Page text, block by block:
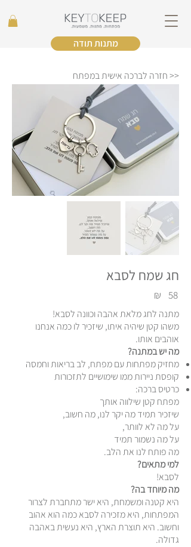
מתנות תודה
<< חזרה לברכה אישית במפתח
חג שמח לסבא
58
₪
מתנה לחג מלאת אהבה וכוונה לסבא!
משהו קטן שיהיה איתו, שיזכיר לו כמה אנחנו
אוהבים אותו.
מה יש במתנה?
מחזיק מפתחות עם מפתח, לב בריאות וחמסה
קופסת ניירות ממו שימושיים לתזכורות
כרטיס ברכה:
מפתח קטן שילווה אותך
שיזכיר תמיד מה יקר לנו, מה חשוב,
על מה לא לוותר,
על מה נשמור תמיד
מה פותח לנו את הלב.
למי מתאים?
לסבא!
מה מיוחד בה?
היא קטנה ומשמחת, היא ישר מתחברת לצרור
המפתחות, היא מזכירה לסבא כמה הוא אהוב
וחשוב. היא תוצרת הארץ, היא נעשית באהבה
גדולה.